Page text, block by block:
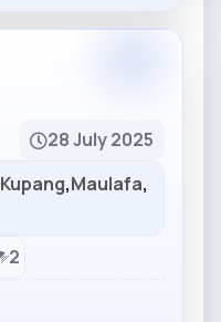
28 July 2025
Kupang,Maulafa,
2